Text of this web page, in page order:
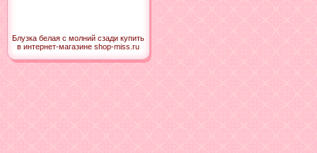
Блузка белая с молний сзади купить
в интернет-магазине shop-miss.ru